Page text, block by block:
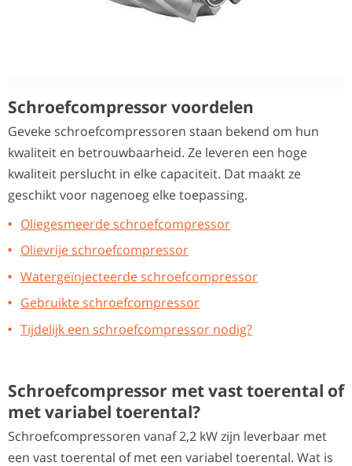
Schroefcompressor voordelen
Geveke schroefcompressoren staan bekend om hun
kwaliteit en betrouwbaarheid. Ze leveren een hoge
kwaliteit perslucht in elke capaciteit. Dat maakt ze
geschikt voor nagenoeg elke toepassing.
Oliegesmeerde schroefcompressor
Olievrije schroefcompressor
Watergeïnjecteerde schroefcompressor
Gebruikte schroefcompressor
Tijdelijk een schroefcompressor nodig?
Schroefcompressor met vast toerental of
met variabel toerental?
Schroefcompressoren vanaf 2,2 kW zijn leverbaar met
een vast toerental of met een variabel toerental. Wat is